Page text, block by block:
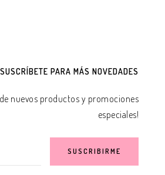
SUSCRÍBETE PARA MÁS NOVEDADES
nuevos productos y promociones
especiales!